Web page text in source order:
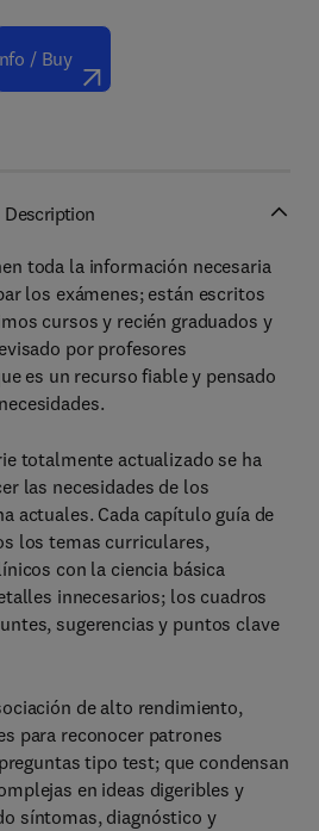
/ Buy
Description
toda la información necesaria
los exámenes; están escritos
cursos y recién graduados y
por profesores
es un recurso fiable y pensado
totalmente actualizado se ha
las necesidades de los
actuales. Cada capítulo guía de
los temas curriculares,
con la ciencia básica
innecesarios; los cuadros
sugerencias y puntos clave
de alto rendimiento,
para reconocer patrones
tipo test; que condensan
en ideas digeribles y
síntomas, diagnóstico y